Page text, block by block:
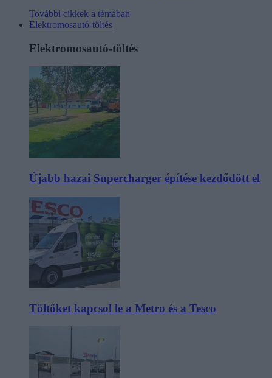
További cikkek a témában
Elektromosautó-töltés
Elektromosautó-töltés
Újabb hazai Supercharger építése kezdődött el
Töltőket kapcsol le a Metro és a Tesco